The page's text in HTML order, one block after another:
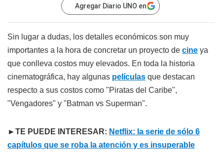
Agregar Diario UNO en
Sin lugar a dudas, los detalles económicos son muy
importantes a la hora de concretar un proyecto de cine ya
que conlleva costos muy elevados. En toda la historia
cinematográfica, hay algunas películas que destacan
respecto a sus costos como "Piratas del Caribe",
"Vengadores" y "Batman vs Superman".
►TE PUEDE INTERESAR: Netflix: la serie de sólo 6
capítulos que se roba la atención y es insuperable